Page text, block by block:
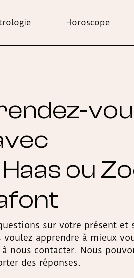
Horoscope
ou
sur votre présent et
apprendre à mieux
nous contacter. Nous
des réponses.